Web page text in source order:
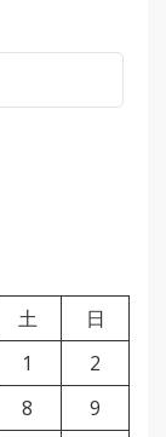
土
日
1
2
8
9